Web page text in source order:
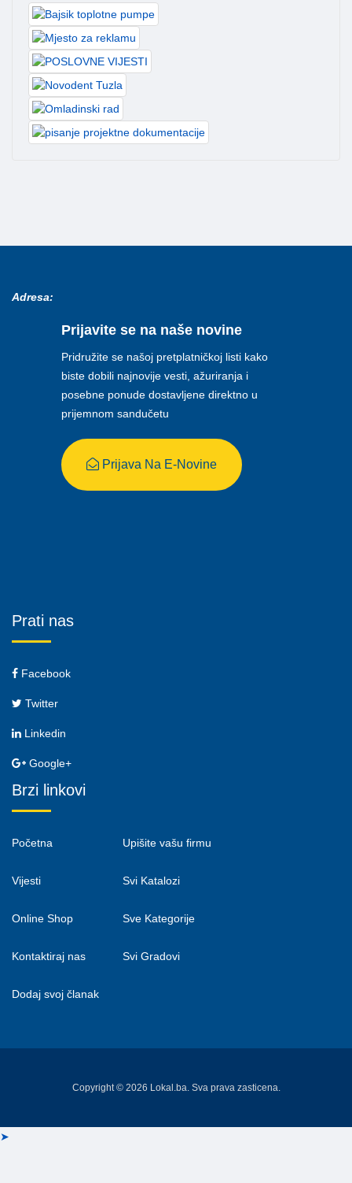
Adresa:
Prijavite se na naše novine
Pridružite se našoj pretplatničkoj listi kako
biste dobili najnovije vesti, ažuriranja i
posebne ponude dostavljene direktno u
prijemnom sandučetu
Prijava Na E-Novine
Prati nas
Facebook
Twitter
Linkedin
Google+
Brzi linkovi
Početna
Vijesti
Online Shop
Kontaktiraj nas
Dodaj svoj članak
Upišite vašu firmu
Svi Katalozi
Sve Kategorije
Svi Gradovi
Copyright © 2026 Lokal.ba. Sva prava zasticena.
➤